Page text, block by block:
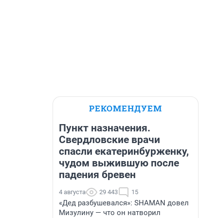
РЕКОМЕНДУЕМ
Пункт назначения.
Свердловские врачи
спасли екатеринбурженку,
чудом выжившую после
падения бревен
4 августа 29 443 15
«Дед разбушевался»: SHAMAN довел
Мизулину — что он натворил